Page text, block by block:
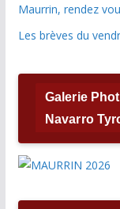
Maurrin, rendez
Les brèves du
Galerie
Navarro